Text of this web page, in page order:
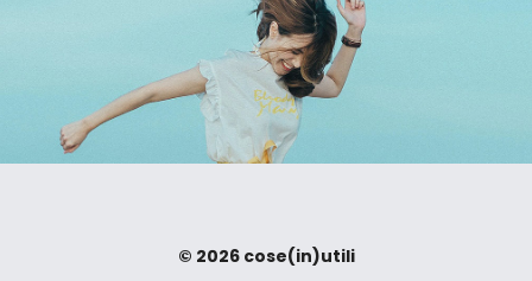
© 2026 cose(in)utili